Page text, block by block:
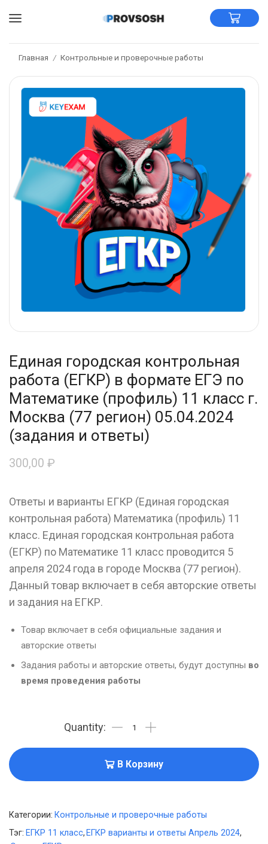
Главная / Контрольные и проверочные работы
Единая городская контрольная
работа (ЕГКР) в формате ЕГЭ по
Математике (профиль) 11 класс г.
Москва (77 регион) 05.04.2024
(задания и ответы)
300,00 ₽
Ответы и варианты ЕГКР (Единая городская
контрольная работа) Математика (профиль) 11
класс. Единая городская контрольная работа
(ЕГКР) по Математике 11 класс проводится 5
апреля 2024 года в городе Москва (77 регион).
Данный товар включает в себя авторские ответы
и задания на ЕГКР.
Товар включает в себя официальные задания и
авторские ответы
Задания работы и авторские ответы, будут доступны во
время проведения работы
В Корзину
Категории: Контрольные и проверочные работы
Тэг: ЕГКР 11 класс, ЕГКР варианты и ответы Апрель 2024,